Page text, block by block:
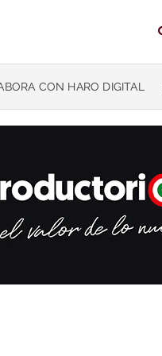
CON HARO DIGITAL